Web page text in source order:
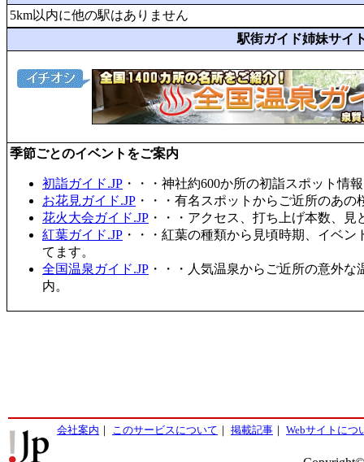
5km以内に他の駅はありません
駅街ガイド姉妹サイ
季節ごとのイベントをご案内
初詣ガイド.JP ・・・神社約600か所の初詣スポット情
お花見ガイド.JP ・・・有名スポットからご近所のあ
花火大会ガイド.JP ・・・アクセス、打ち上げ本数、
紅葉ガイド.JP ・・・紅葉の種類から見頃時期、イベ
てます。
全国温泉ガイド.JP ・・・人気温泉からご近所の意外
内。
会社案内 ｜ このサービスについて ｜ 掲載記事 ｜ Webサイトにつ